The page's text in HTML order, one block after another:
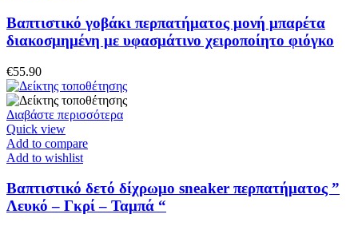
παραλλαγές.
Οι
επιλογές
επιλεγούν
στη
σελίδα
του
προϊόντος
Βαπτιστικό γοβάκι περπατήματος μονή μπαρέτα
διακοσμημένη με υφασμάτινο χειροποίητο φιόγκο
€55.90
Διαβάστε περισσότερα
Quick view
Add to compare
Add to wishlist
Βαπτιστικό δετό δίχρωμο sneaker περπατήματος ”
Λευκό – Γκρί – Ταμπά “